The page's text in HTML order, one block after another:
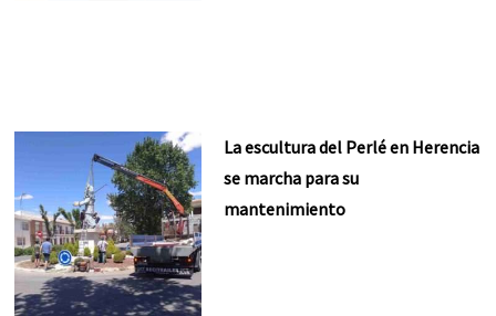
La escultura del Perlé en Herencia
se marcha para su
mantenimiento